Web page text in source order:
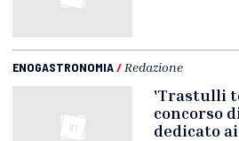
ENOGASTRONOMIA/ Redazione
'Trastulli
concorso
dedicato